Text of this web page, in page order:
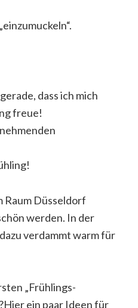
dass ich mich
freue!
Raum Düsseldorf
werden. In der
verdammt warm für
„Frühlings-
ein paar Ideen für